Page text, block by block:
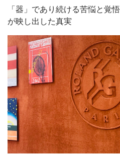
「器」であり続ける苦悩と覚
が映し出した真実